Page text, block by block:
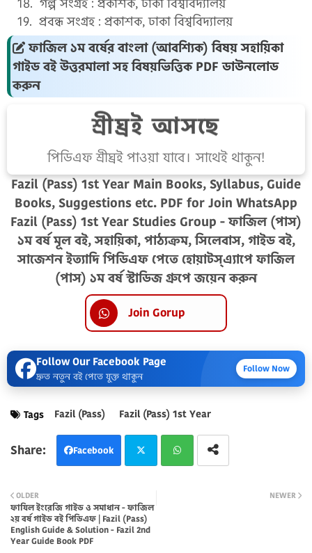
প্রবন্ধ সংগ্রহ : প্রকাশক, ঢাকা বিশ্ববিদ্যালয়
ফাজিল ১ম বর্ষের বাংলা (আবশ্যিক) বিষয় সহায়িকা
গাইড বই উত্তরমালা সহ বিষয়ভিত্তিক PDF ডাউনলোড
করুন
শ্রীঘ্রই আসছে
পিডিএফ শ্রীঘ্রই পাওয়া যাবে। সাথেই থাকুন!
Fazil (Pass) 1st Year Main Books, Syllabus, Guide
Books, Suggestions etc. PDF for Join WhatsApp
Fazil (Pass) 1st Year Studies Group - ফাজিল (পাস)
১ম বর্ষ মূল বই, সহায়িকা, পাঠ্যক্রম, সিলেবাস, গাইড বই,
সাজেশন ইত্যাদি পিডিএফ পেতে হোয়াটস্‌এ্যাপে ফাজিল
(পাস) ১ম বর্ষ স্টাডিজ গ্রুপে জয়েন করুন
Join Gorup
Follow Our Facebook Page
দ্রুত নতুন বই পেতে যুক্ত থাকুন
Follow Now
Tags Fazil (Pass) Fazil (Pass) 1st Year
Facebook
tter
NEWER
OLDER
ফাযিল ইংরেজি গাইড ও সমাধান - ফাজিল
২য় বর্ষ গাইড বই পিডিএফ | Fazil (Pass)
English Guide & Solution - Fazil 2nd
Year Guide Book PDF